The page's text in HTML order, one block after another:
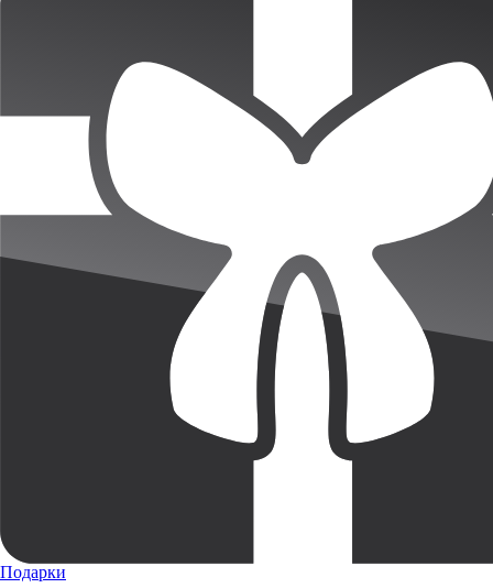
Подарки